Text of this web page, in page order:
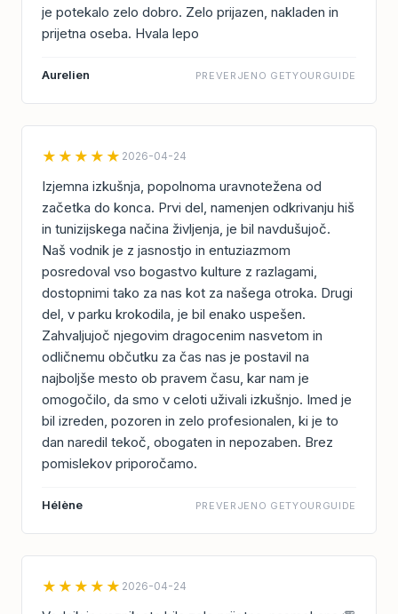
je potekalo zelo dobro. Zelo prijazen, nakladen in
prijetna oseba. Hvala lepo
Aurelien PREVERJENO GETYOURGUIDE
★★★★★ 2026-04-24
Izjemna izkušnja, popolnoma uravnotežena od
začetka do konca. Prvi del, namenjen odkrivanju hiš
in tunizijskega načina življenja, je bil navdušujoč.
Naš vodnik je z jasnostjo in entuziazmom
posredoval vso bogastvo kulture z razlagami,
dostopnimi tako za nas kot za našega otroka. Drugi
del, v parku krokodila, je bil enako uspešen.
Zahvaljujoč njegovim dragocenim nasvetom in
odličnemu občutku za čas nas je postavil na
najboljše mesto ob pravem času, kar nam je
omogočilo, da smo v celoti uživali izkušnjo. Imed je
bil izreden, pozoren in zelo profesionalen, ki je to
dan naredil tekoč, obogaten in nepozaben. Brez
pomislekov priporočamo.
Hélène PREVERJENO GETYOURGUIDE
★★★★★ 2026-04-24